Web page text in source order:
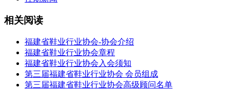
相关阅读
福建省鞋业行业协会-协会介绍
福建省鞋业行业协会章程
福建省鞋业行业协会入会须知
第三届福建省鞋业行业协会 会员组成
第三届福建省鞋业行业协会高级顾问名单